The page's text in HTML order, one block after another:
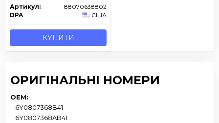
Артикул:
88070638802
DPA
США
КУПИТИ
ОРИГІНАЛЬНІ НОМЕРИ
OEM:
6Y0807368B41
6Y0807368AB41